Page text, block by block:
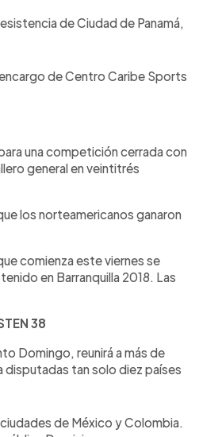
de Ciudad de Panamá,
de Centro Caribe Sports
una competición cerrada con
general en veintitrés
los norteamericanos ganaron
comienza este viernes se
en Barranquilla 2018. Las
38
Domingo, reunirá a más de
disputadas tan solo diez países
de México y Colombia.